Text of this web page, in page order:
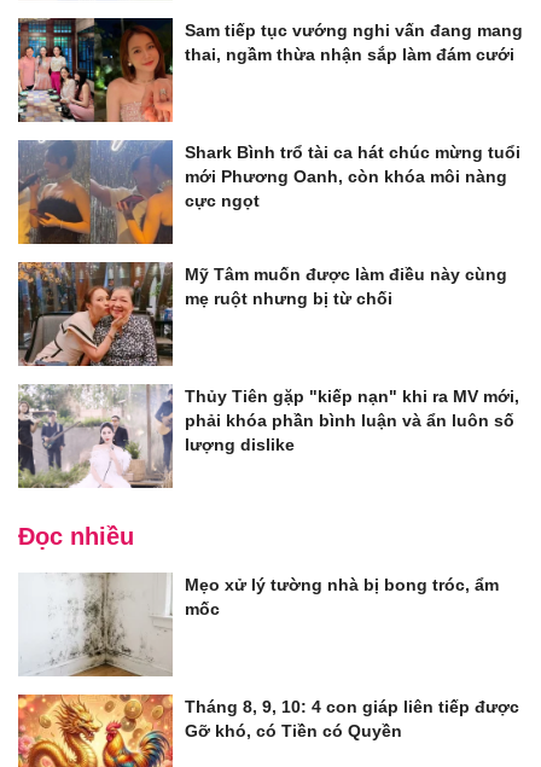
Sam tiếp tục vướng nghi vấn đang mang
thai, ngầm thừa nhận sắp làm đám cưới
Shark Bình trổ tài ca hát chúc mừng tuổi
mới Phương Oanh, còn khóa môi nàng
cực ngọt
Mỹ Tâm muốn được làm điều này cùng
mẹ ruột nhưng bị từ chối
Thủy Tiên gặp "kiếp nạn" khi ra MV mới,
phải khóa phần bình luận và ẩn luôn số
lượng dislike
Đọc nhiều
Mẹo xử lý tường nhà bị bong tróc, ẩm
mốc
Tháng 8, 9, 10: 4 con giáp liên tiếp được
Gỡ khó, có Tiền có Quyền